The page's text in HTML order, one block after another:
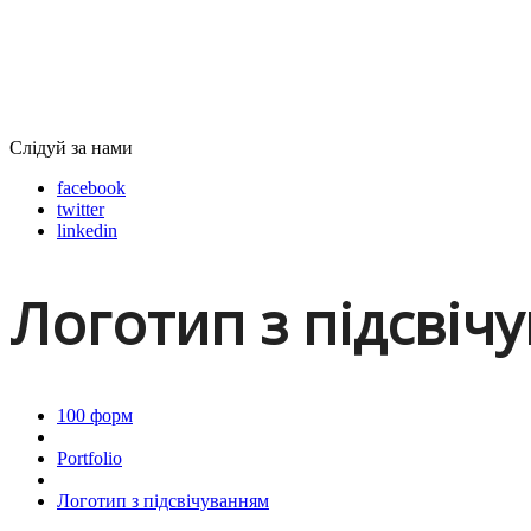
Слідуй за нами
facebook
twitter
linkedin
Логотип з
100 форм
Portfolio
Логотип з підсвічуванням